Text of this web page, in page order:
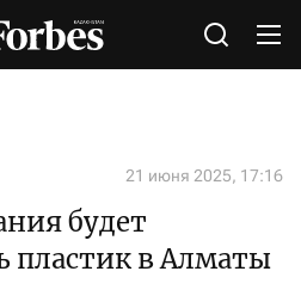
21 июня 2025, 17:16
будет
пластик в Алматы